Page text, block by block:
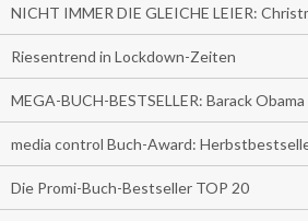
NICHT IMMER DIE GLEICHE LEIER:
Riesentrend in Lockdown-Zeiten
MEGA-BUCH-BESTSELLER: Barack
media control Buch-Award:
Die Promi-Buch-Bestseller TOP 20